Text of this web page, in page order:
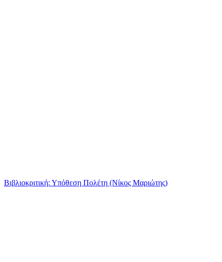
Βιβλιοκριτική: Υπόθεση Πολέτη (Νίκος Μαριώτης)